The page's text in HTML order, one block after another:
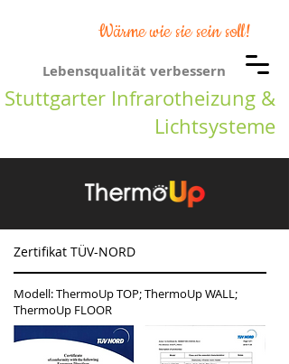
Stuttgarter Infrarotheizung &
Lichtsysteme
Lebensqualität verbessern
Wärme wie sie sein soll!
Zertifikat TÜV-NORD
Modell: ThermoUp TOP; ThermoUp WALL;
ThermoUp FLOOR